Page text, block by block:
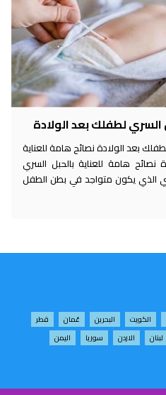
السري لطفلك بعد الولادة
بعد الولادة نصائح هامة للعناية
نصائح هامة للعناية بالحبل السري
الذي يكون متواجد في بطن الطفل
الكويت البحرين عُمان
قطر
لبنان الاردن سوريا
اليمن